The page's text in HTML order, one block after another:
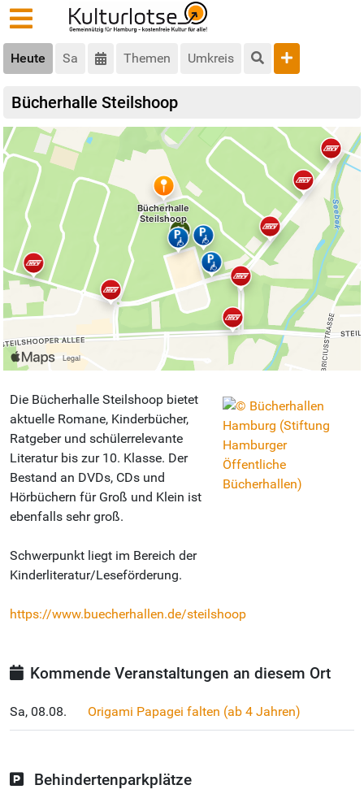
Heute Sa Themen Umkreis
Bücherhalle Steilshoop
Die Bücherhalle Steilshoop bietet
aktuelle Romane, Kinderbücher,
Ratgeber und schülerrelevante
Literatur bis zur 10. Klasse. Der
Bestand an DVDs, CDs und
Hörbüchern für Groß und Klein ist
ebenfalls sehr groß.
Schwerpunkt liegt im Bereich der
Kinderliteratur/Leseförderung.
https://www.buecherhallen.de/steilshoop
Kommende Veranstaltungen an diesem Ort
Sa, 08.08. Origami Papagei falten (ab 4 Jahren)
Behindertenparkplätze